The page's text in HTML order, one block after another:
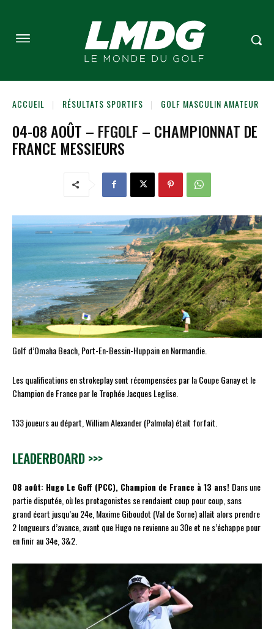
ACCUEIL RÉSULTATS SPORTIFS GOLF MASCULIN AMATEUR
04-08 AOÛT – FFGOLF – CHAMPIONNAT DE
FRANCE MESSIEURS
Golf d’Omaha Beach, Port-En-Bessin-Huppain en Normandie.
Les qualifications en strokeplay sont récompensées par la Coupe Ganay et le
Champion de France par le Trophée Jacques Leglise.
133 joueurs au départ, William Alexander (Palmola) était forfait.
LEADERBOARD >>>
08 août: Hugo Le Goff (PCC), Champion de France à 13 ans! Dans une
partie disputée, où les protagonistes se rendaient coup pour coup, sans
grand écart jusqu’au 24e, Maxime Giboudot (Val de Sorne) allait alors prendre
2 longueurs d’avance, avant que Hugo ne revienne au 30e et ne s’échappe pour
en finir au 34e, 3&2.